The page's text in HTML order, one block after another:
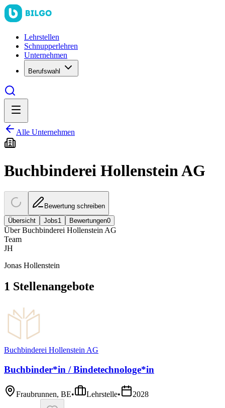
Lehrstellen
Schnupperlehren
Unternehmen
Berufswahl
Alle Unternehmen
Buchbinderei Hollenstein AG
Bewertung schreiben
Übersicht
Jobs1 Bewertungen0
ÜberBuchbinderei Hollenstein AG
Team
JH
Jonas Hollenstein
1 Stellenangebote
Buchbinderei Hollenstein AG
Buchbinder*in / Bindetechnologe*in
Fraubrunnen, BE• Lehrstelle• 2028